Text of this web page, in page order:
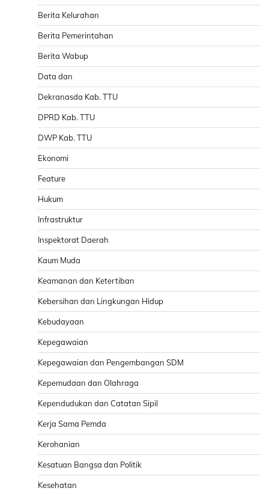
Berita Kelurahan
Berita Pemerintahan
Berita Wabup
Data dan
Dekranasda Kab. TTU
DPRD Kab. TTU
DWP Kab. TTU
Ekonomi
Feature
Hukum
Infrastruktur
Inspektorat Daerah
Kaum Muda
Keamanan dan Ketertiban
Kebersihan dan Lingkungan Hidup
Kebudayaan
Kepegawaian
Kepegawaian dan Pengembangan SDM
Kepemudaan dan Olahraga
Kependudukan dan Catatan Sipil
Kerja Sama Pemda
Kerohanian
Kesatuan Bangsa dan Politik
Kesehatan